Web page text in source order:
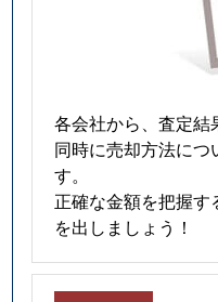
各会社から、査定結
同時に売却方法につ
す。
正確な金額を把握
を出しましょう！